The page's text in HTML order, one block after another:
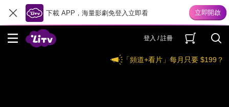
下載 APP，海量影劇免登入立即看
登入 / 註冊
「頻道+看片」每月只要 $199？